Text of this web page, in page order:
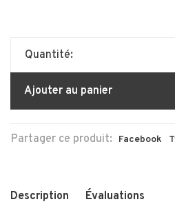
Quantité:
Ajouter au panier
Partager ce produit: Facebook
Description Évaluations